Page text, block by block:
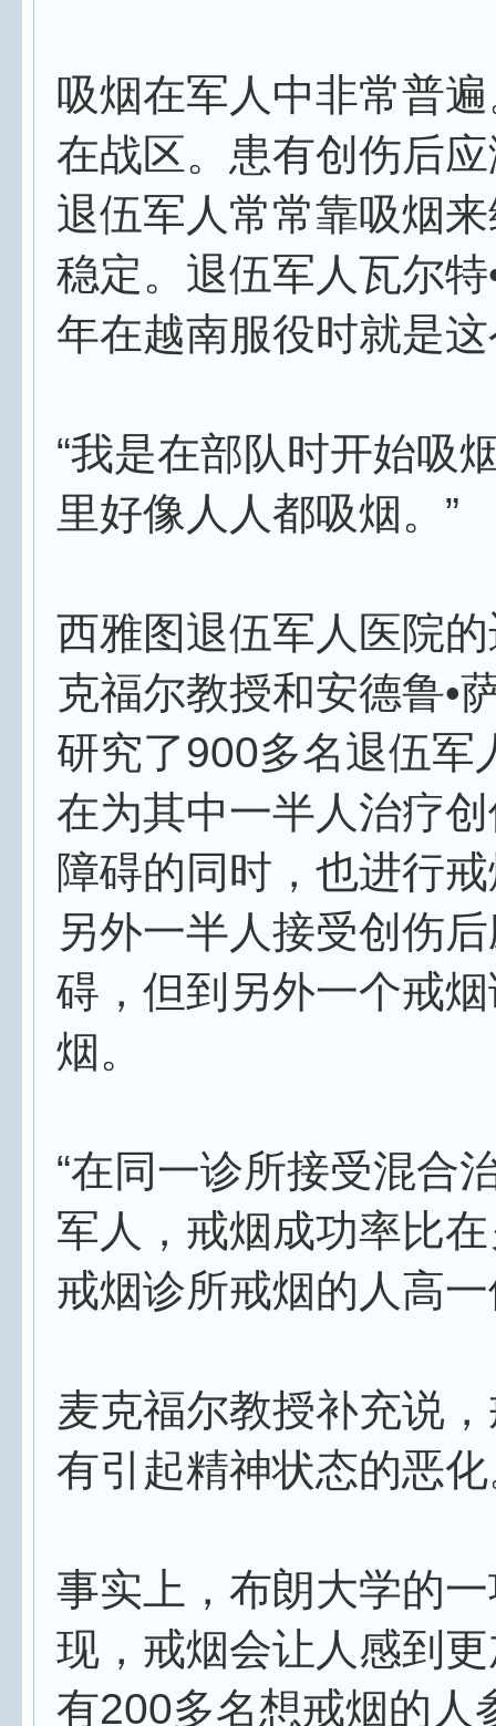
吸烟在军人中非常普
在战区。患有创伤后
退伍军人常常靠吸烟
稳定。退伍军人瓦尔特
年在越南服役时就是
“我是在部队时开始吸
里好像人人都吸烟。”
西雅图退伍军人医院的
克福尔教授和安德鲁•
研究了900多名退伍军
在为其中一半人治疗
障碍的同时，也进行
另外一半人接受创伤
碍，但到另外一个戒
烟。
“在同一诊所接受混合
军人，戒烟成功率比
戒烟诊所戒烟的人高一
麦克福尔教授补充说
有引起精神状态的恶
事实上，布朗大学的
现，戒烟会让人感到
有200多名想戒烟的人